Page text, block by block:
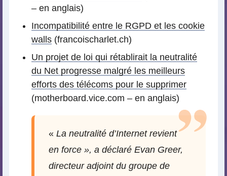
– en anglais)
Incompatibilité entre le RGPD et les cookie
walls (francoischarlet.ch)
Un projet de loi qui rétablirait la neutralité
du Net progresse malgré les meilleurs
efforts des télécoms pour le supprimer
(motherboard.vice.com – en anglais)
« La neutralité d’Internet revient
en force », a déclaré Evan Greer,
directeur adjoint du groupe de